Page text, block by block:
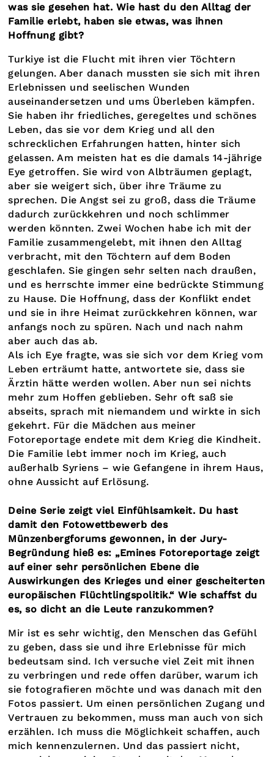
was sie gesehen hat. Wie hast du den Alltag der
Familie erlebt, haben sie etwas, was ihnen
Hoffnung gibt?
Turkiye ist die Flucht mit ihren vier Töchtern
gelungen. Aber danach mussten sie sich mit ihren
Erlebnissen und seelischen Wunden
auseinandersetzen und ums Überleben kämpfen.
Sie haben ihr friedliches, geregeltes und schönes
Leben, das sie vor dem Krieg und all den
schrecklichen Erfahrungen hatten, hinter sich
gelassen. Am meisten hat es die damals 14-jährige
Eye getroffen. Sie wird von Albträumen geplagt,
aber sie weigert sich, über ihre Träume zu
sprechen. Die Angst sei zu groß, dass die Träume
dadurch zurückkehren und noch schlimmer
werden könnten. Zwei Wochen habe ich mit der
Familie zusammengelebt, mit ihnen den Alltag
verbracht, mit den Töchtern auf dem Boden
geschlafen. Sie gingen sehr selten nach draußen,
und es herrschte immer eine bedrückte Stimmung
zu Hause. Die Hoffnung, dass der Konflikt endet
und sie in ihre Heimat zurückkehren können, war
anfangs noch zu spüren. Nach und nach nahm
aber auch das ab.
Als ich Eye fragte, was sie sich vor dem Krieg vom
Leben erträumt hatte, antwortete sie, dass sie
Ärztin hätte werden wollen. Aber nun sei nichts
mehr zum Hoffen geblieben. Sehr oft saß sie
abseits, sprach mit niemandem und wirkte in sich
gekehrt. Für die Mädchen aus meiner
Fotoreportage endete mit dem Krieg die Kindheit.
Die Familie lebt immer noch im Krieg, auch
außerhalb Syriens – wie Gefangene in ihrem Haus,
ohne Aussicht auf Erlösung.
Deine Serie zeigt viel Einfühlsamkeit. Du hast
damit den Fotowettbewerb des
Münzenbergforums gewonnen, in der Jury-
Begründung hieß es: „Emines Fotoreportage zeigt
auf einer sehr persönlichen Ebene die
Auswirkungen des Krieges und einer gescheiterten
europäischen Flüchtlingspolitik.“ Wie schaffst du
es, so dicht an die Leute ranzukommen?
Mir ist es sehr wichtig, den Menschen das Gefühl
zu geben, dass sie und ihre Erlebnisse für mich
bedeutsam sind. Ich versuche viel Zeit mit ihnen
zu verbringen und rede offen darüber, warum ich
sie fotografieren möchte und was danach mit den
Fotos passiert. Um einen persönlichen Zugang und
Vertrauen zu bekommen, muss man auch von sich
erzählen. Ich muss die Möglichkeit schaffen, auch
mich kennenzulernen. Und das passiert nicht,